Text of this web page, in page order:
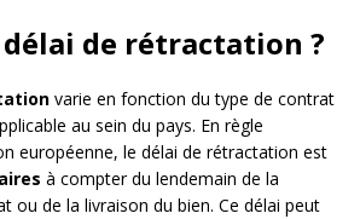
de rétractation ?
varie en fonction du type de contrat
au sein du pays. En règle
européenne, le délai de rétractation est
à compter du lendemain de la
ou de la livraison du bien. Ce délai peut